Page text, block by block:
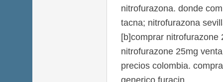
nitrofurazona. donde
tacna; nitrofurazona
[b]comprar nitrofurazone
nitrofurazone 25mg
precios colombia.
generico furacin.